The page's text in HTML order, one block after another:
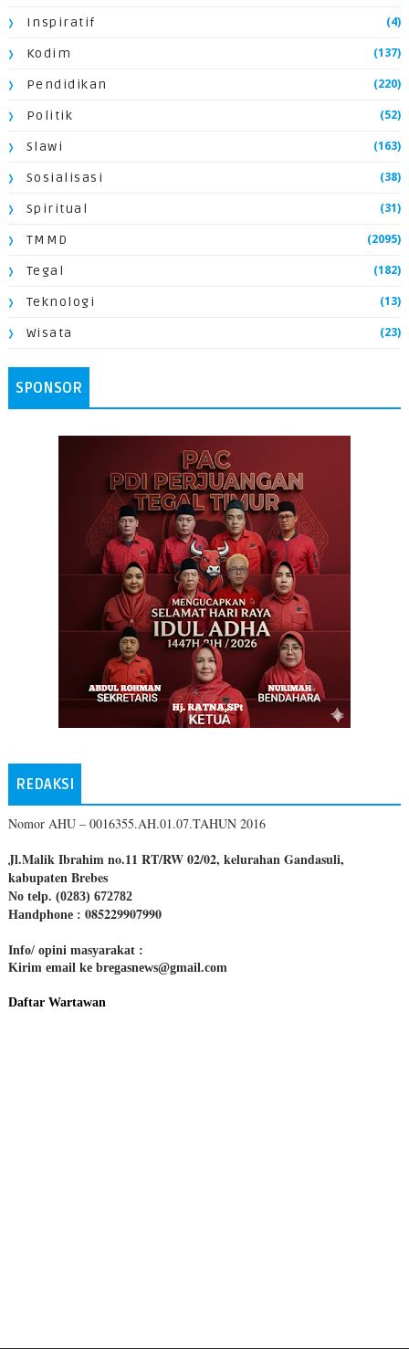
Inspiratif (4)
Kodim (137)
Pendidikan (220)
Politik (52)
Slawi (163)
Sosialisasi (38)
Spiritual (31)
TMMD (2095)
Tegal (182)
Teknologi (13)
Wisata (23)
SPONSOR
REDAKSI
Nomor AHU – 0016355.AH.01.07.TAHUN 2016
Jl.Malik Ibrahim no.11 RT/RW 02/02, kelurahan Gandasuli,
kabupaten Brebes
No telp. (0283) 672782
Handphone : 085229907990
Info/ opini masyarakat :
Kirim email ke bregasnews@gmail.com
Daftar Wartawan